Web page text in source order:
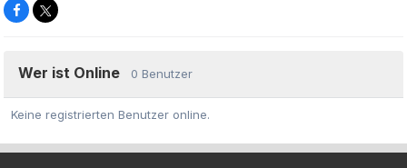
Wer ist Online 0 Benutzer
Keine registrierten Benutzer online.